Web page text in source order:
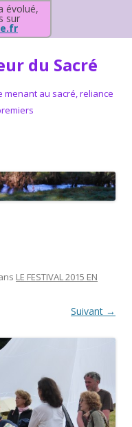
évolué,
sur
du Sacré
menant au sacré, reliance
au contenu principal
LE FESTIVAL 2015 EN
Suivant →